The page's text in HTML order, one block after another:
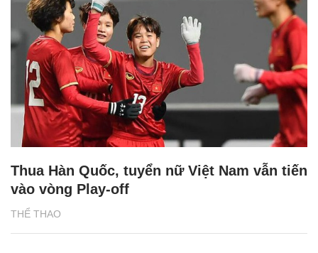
THỂ THAO
Thua Hàn Quốc, tuyển nữ Việt Nam vẫn tiến
vào vòng Play-off